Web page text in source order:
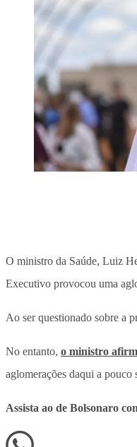
O ministro da Saúde, Luiz
Executivo provocou uma
Ao ser questionado sobre a
No entanto, o ministro
aglomerações daqui a pouco
Assista ao de Bolsonaro